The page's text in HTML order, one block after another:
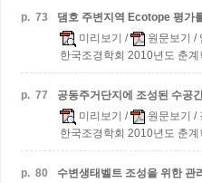
p. 73 댐호 주변지역 Ecotope 평가
미리보기 / 원문보기 /
한국조경학회 2010년도 춘
p. 77
공동주거단지에 조성된 수공
미리보기 / 원문보기 /
한국조경학회 2010년도 춘
p. 80
수변생태벨트 조성을 위한 관